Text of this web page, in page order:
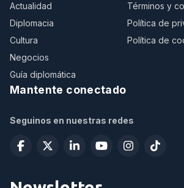
Actualidad
Diplomacia
Cultura
Negocios
Guía diplomática
Términos y
Política de
Política de
Mantente conectado
Seguinos en nuestras redes